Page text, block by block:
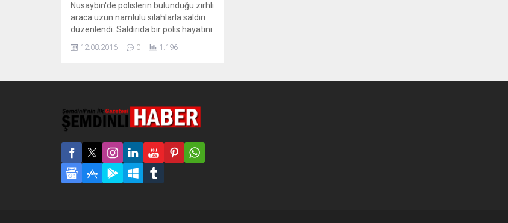
Nusaybin'de polislerin bulunduğu zırhlı
araca uzun namlulu silahlarla saldırı
düzenlendi. Saldırıda bir polis hayatını
Mardin’in Nusaybin ilçesinde
kaybederken, bir polis de yaralandı.
Yaralanan polis, Nusaybin Devlet
ardından güvenlik...
12.08.2016 0 1.196